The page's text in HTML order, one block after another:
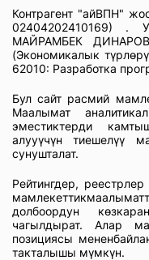
Контрагент "айВПН"
02404202410169) .
МАЙРАМБЕК
(Экономикалык
62010: Разработка
Бул сайт расмий
Маалымат
эместиктерди
алууүчүн тиешелүү
сунушталат.
Рейтингдер,
долбоордун
чагылдырат. Алар
позициясы
такталышы мүмкүн.